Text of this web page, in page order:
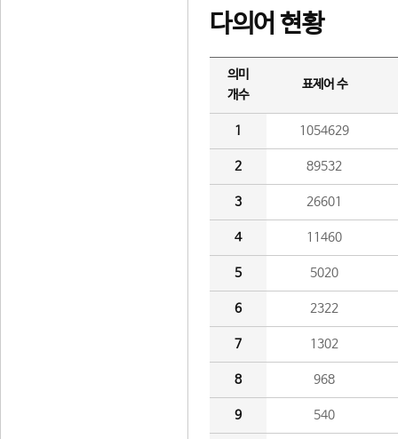
다의어 현황
의미
개수
표제어 수
1 1054629
2 89532
3 26601
4 11460
5 5020
6 2322
7 1302
8 968
9 540